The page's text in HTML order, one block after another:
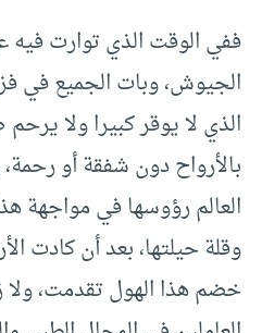
ففي الوقت الذي توارت فيه
الجيوش، وبات الجميع في
الذي لا يوقر كبيرا ولا
بالأرواح دون شفقة أو
العالم رؤوسها في مواجهة
وقلة حيلتها، بعد أن كادت
خضم هذا الهول تقدمت،